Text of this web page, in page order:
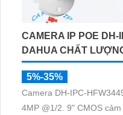
CAMERA IP POE
DAHUA CHẤT
5%-35%
Camera DH-IPC-
4MP @1/2. 9" CMOS